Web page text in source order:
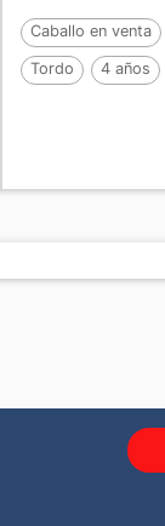
Caballo en venta
Tordo 4 años